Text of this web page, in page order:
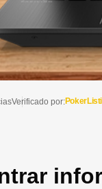
Verificado por: